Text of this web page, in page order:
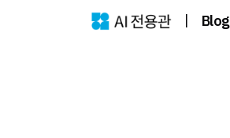
| Blog